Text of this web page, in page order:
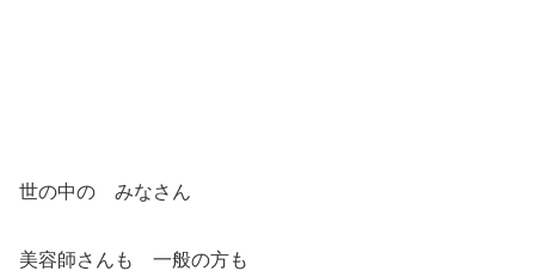
世の中の みなさん
美容師さんも 一般の方も